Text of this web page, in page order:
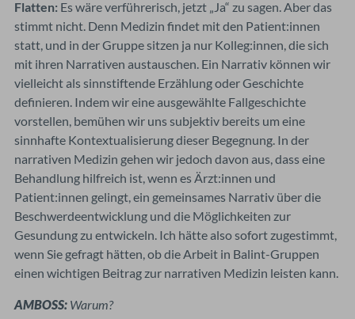
Flatten: Es wäre verführerisch, jetzt „Ja“ zu sagen. Aber das
stimmt nicht. Denn Medizin findet mit den Patient:innen
statt, und in der Gruppe sitzen ja nur Kolleg:innen, die sich
mit ihren Narrativen austauschen. Ein Narrativ können wir
vielleicht als sinnstiftende Erzählung oder Geschichte
definieren. Indem wir eine ausgewählte Fallgeschichte
vorstellen, bemühen wir uns subjektiv bereits um eine
sinnhafte Kontextualisierung dieser Begegnung. In der
narrativen Medizin gehen wir jedoch davon aus, dass eine
Behandlung hilfreich ist, wenn es Ärzt:innen und
Patient:innen gelingt, ein gemeinsames Narrativ über die
Beschwerdeentwicklung und die Möglichkeiten zur
Gesundung zu entwickeln. Ich hätte also sofort zugestimmt,
wenn Sie gefragt hätten, ob die Arbeit in Balint-Gruppen
einen wichtigen Beitrag zur narrativen Medizin leisten kann.
AMBOSS: Warum?